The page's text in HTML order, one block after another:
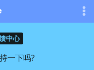
中心
一下吗?